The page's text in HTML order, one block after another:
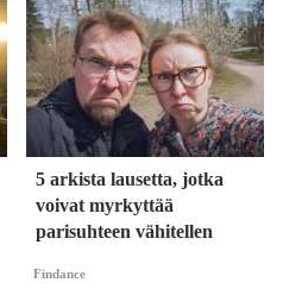
5 arkista lausetta, jotka
voivat myrkyttää
parisuhteen vähitellen
Findance